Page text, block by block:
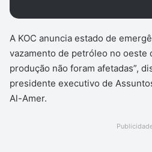
A KOC anuncia estado de
vazamento de petróleo no oeste
produção não foram afetadas”,
presidente executivo de
Al-Amer.